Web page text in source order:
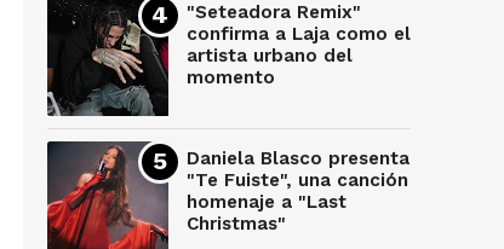
"Seteadora Remix"
confirma a Laja como el
artista urbano del
momento
Daniela Blasco presenta
"Te Fuiste", una canción
homenaje a "Last
Christmas"